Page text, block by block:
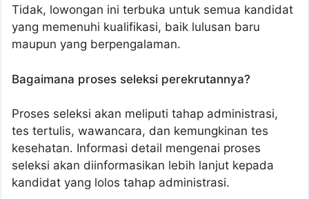
Tidak, lowongan ini terbuka untuk semua kandidat
yang memenuhi kualifikasi, baik lulusan baru
maupun yang berpengalaman.
Bagaimana proses seleksi perekrutannya?
Proses seleksi akan meliputi tahap administrasi,
tes tertulis, wawancara, dan kemungkinan tes
kesehatan. Informasi detail mengenai proses
seleksi akan diinformasikan lebih lanjut kepada
kandidat yang lolos tahap administrasi.